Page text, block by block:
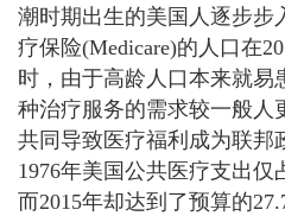
潮时期出生的美国人逐步步
疗保险(Medicare)的人口在
时，由于高龄人口本来就易
种治疗服务的需求较一般人
共同导致医疗福利成为联邦
1976年美国公共医疗支出仅
而2015年却达到了预算的